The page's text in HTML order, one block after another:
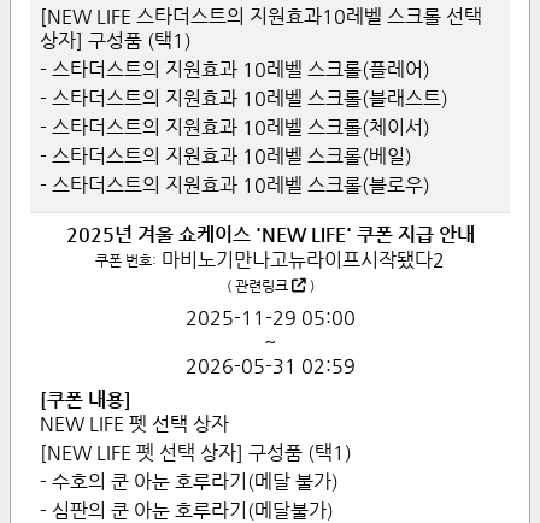
[NEW LIFE 스타더스트의 지원효과10레벨 스크롤 선택
상자] 구성품 (택1)
- 스타더스트의 지원효과 10레벨 스크롤(플레어)
- 스타더스트의 지원효과 10레벨 스크롤(블래스트)
- 스타더스트의 지원효과 10레벨 스크롤(체이서)
- 스타더스트의 지원효과 10레벨 스크롤(베일)
- 스타더스트의 지원효과 10레벨 스크롤(블로우)
2025년 겨울 쇼케이스 'NEW LIFE' 쿠폰 지급 안내
쿠폰 번호: 마비노기만나고뉴라이프시작됐다2
( 관련링크 )
2025-11-29 05:00
~
2026-05-31 02:59
[쿠폰 내용]
NEW LIFE 펫 선택 상자
[NEW LIFE 펫 선택 상자] 구성품 (택1)
- 수호의 쿤 아눈 호루라기(메달 불가)
- 심판의 쿤 아눈 호루라기(메달불가)